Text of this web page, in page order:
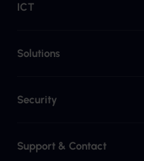
ICT
Solutions
Security
Support & Contact